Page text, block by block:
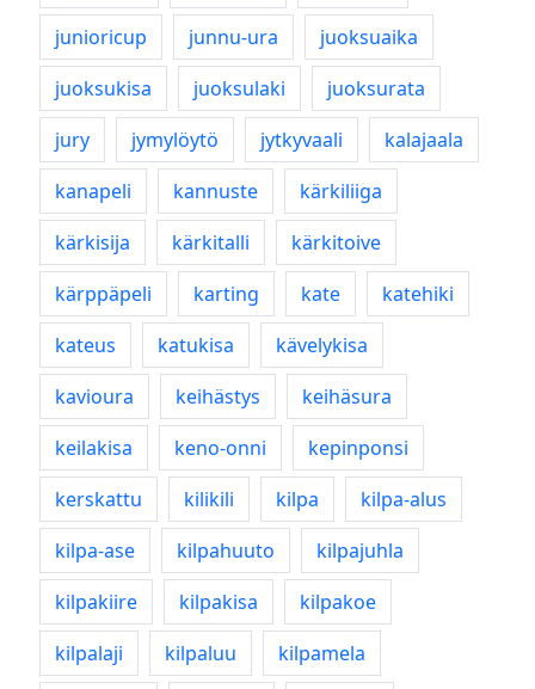
junioricup
junnu-ura
juoksuaika
juoksukisa
juoksulaki
juoksurata
jury
jymylöytö jytkyvaali
kalajaala
kanapeli
kannuste
kärkiliiga
kärkisija
kärkitalli
kärkitoive
kärppäpeli
karting kate
katehiki
kateus
katukisa
kävelykisa
kavioura
keihästys
keihäsura
keilakisa
keno-onni
kepinponsi
kerskattu
kilikili kilpa
kilpa-alus
kilpa-ase
kilpahuuto
kilpajuhla
kilpakiire
kilpakisa
kilpakoe
kilpalaji
kilpaluu
kilpamela